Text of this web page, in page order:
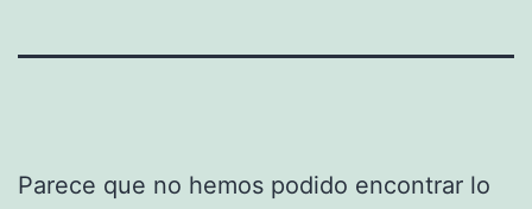
Parece que no hemos podido encontrar lo